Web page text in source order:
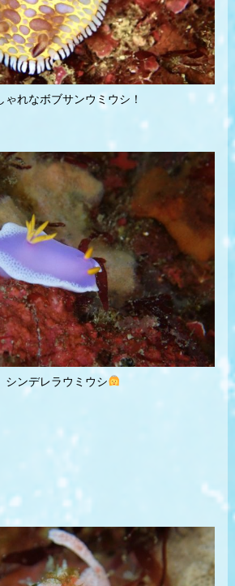
れなボブサンウミウシ！
シンデレラウミウシ